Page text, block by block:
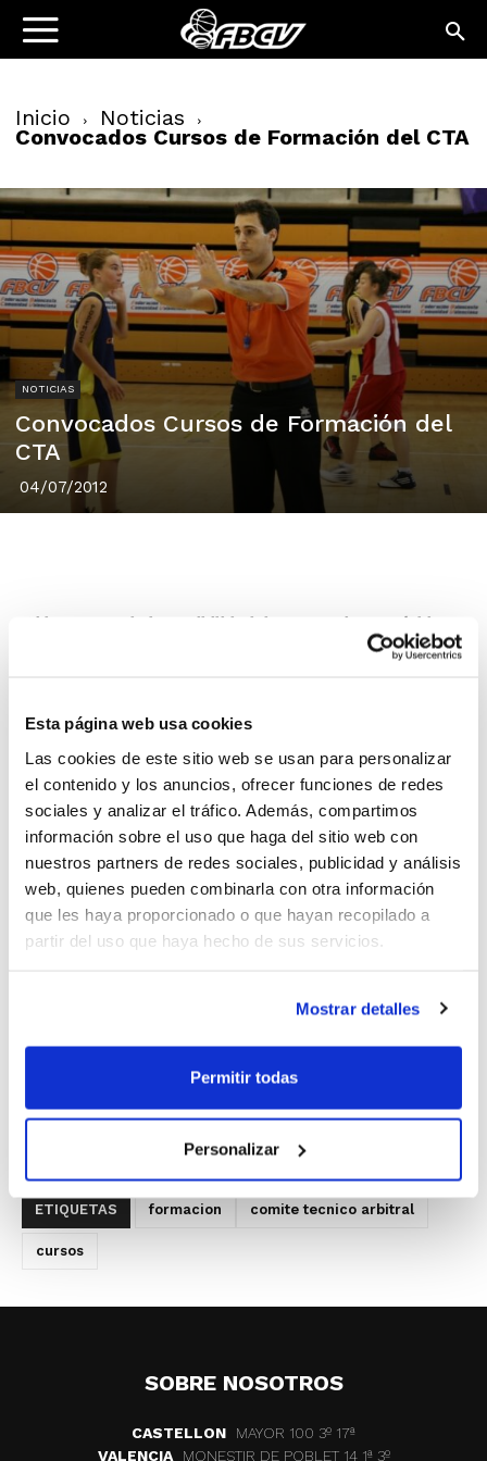
Esta página web usa cookies
Las cookies de este sitio web se usan para personalizar
el contenido y los anuncios, ofrecer funciones de redes
sociales y analizar el tráfico. Además, compartimos
información sobre el uso que haga del sitio web con
nuestros partners de redes sociales, publicidad y análisis
web, quienes pueden combinarla con otra información
que les haya proporcionado o que hayan recopilado a
partir del uso que haya hecho de sus servicios.
Mostrar detalles
Permitir todas
Personalizar
Inicio Noticias
Convocados Cursos de Formación del CTA
NOTICIAS
Convocados Cursos de Formación del
CTA
04/07/2012
Si has pensado la posibilidad de convertirte en árbitro,
oficial de mesa o árbitro colaborador para la
momento.
Accede a la convocatoria de los Cursos de Formación
del Comité Técnico Arbitral, que comenzarán en el mes
de septiembre con una parte de contenidos en
formato Presencial y otra parte en formato No
Presencial a través del Aula Web.
Se convocan tres niveles de Cursos de Formación
– CIAR: Curso de Iniciación al Arbitraje
– CAR: Curso de Arbitraje
hasta el 27 de septiembre.
ETIQUETAS formacion comite tecnico arbitral
cursos
SOBRE NOSOTROS
CASTELLON
MAYOR 100 3º 17ª
VALENCIA
MONESTIR DE POBLET 14 1ª 3º